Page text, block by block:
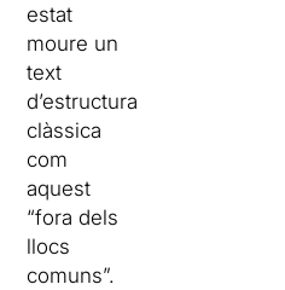
estat
moure un
text
d’estructura
clàssica
com
aquest
“fora dels
llocs
comuns”.